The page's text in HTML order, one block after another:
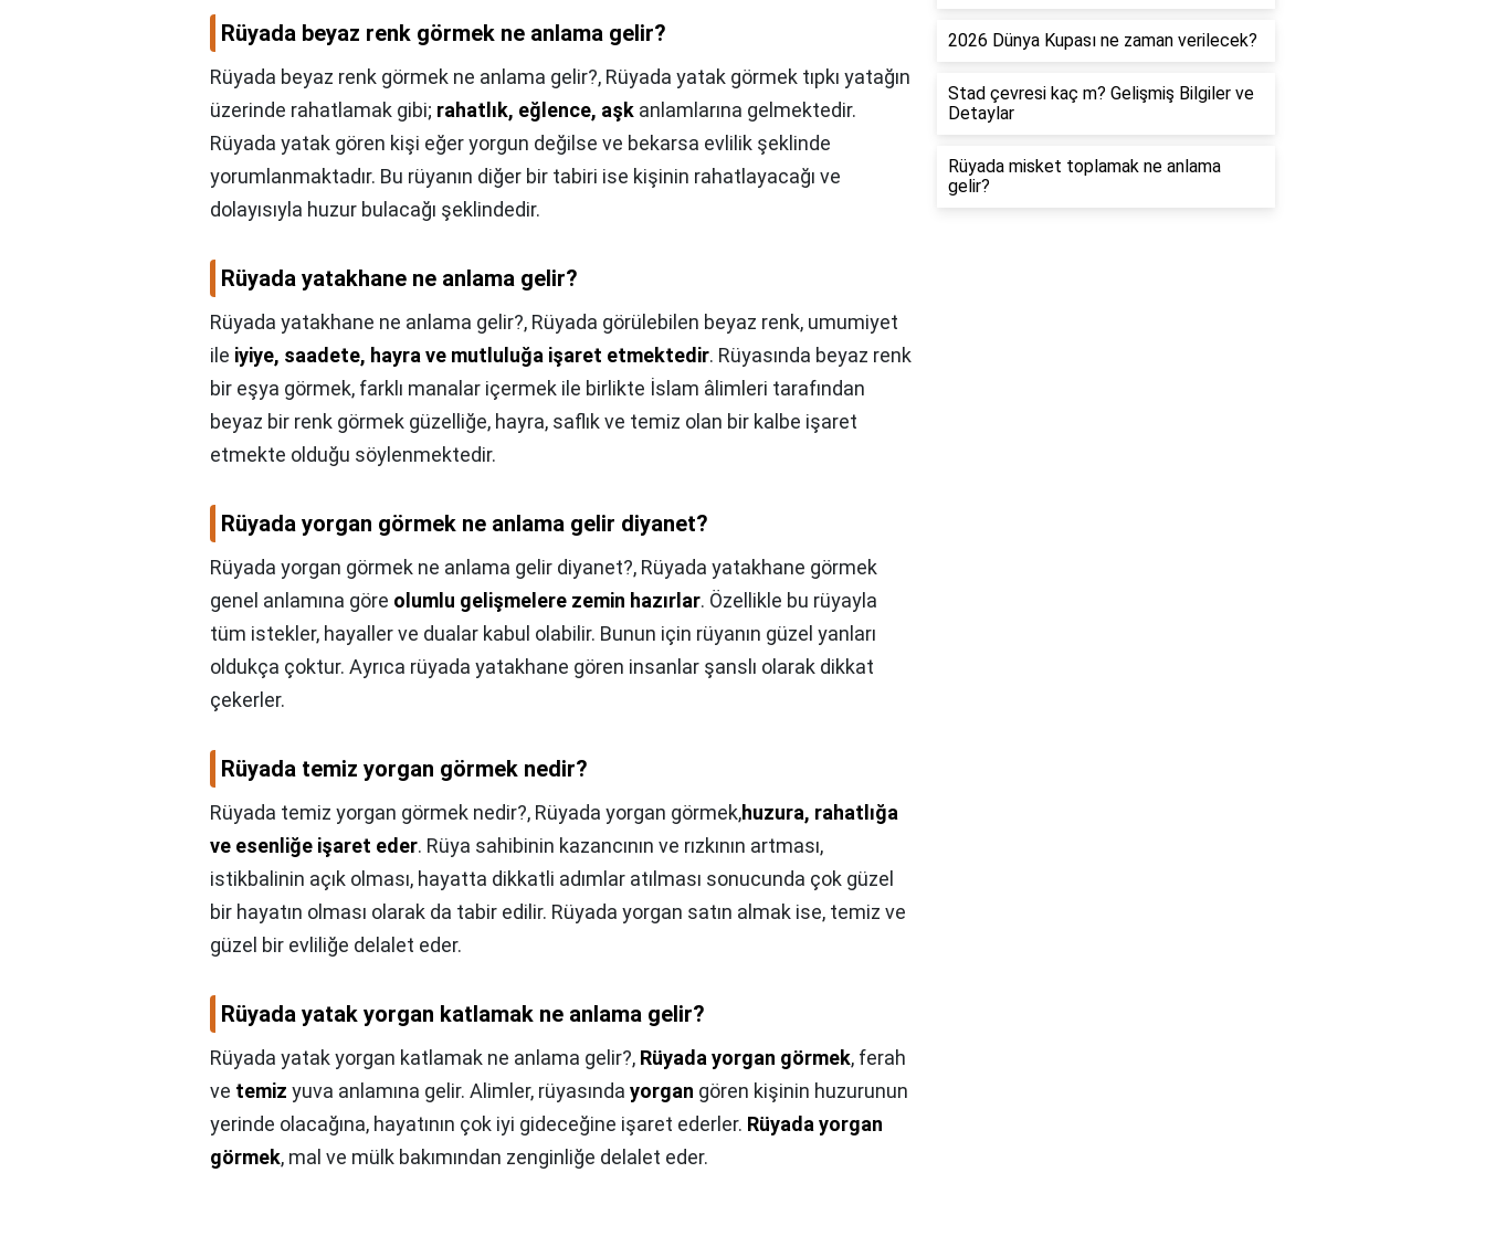
Rüyada beyaz renk görmek ne anlama gelir?
Rüyada beyaz renk görmek ne anlama gelir?, Rüyada yatak görmek tıpkı yatağın
üzerinde rahatlamak gibi; rahatlık, eğlence, aşk anlamlarına gelmektedir.
Rüyada yatak gören kişi eğer yorgun değilse ve bekarsa evlilik şeklinde
yorumlanmaktadır. Bu rüyanın diğer bir tabiri ise kişinin rahatlayacağı ve
dolayısıyla huzur bulacağı şeklindedir.
Rüyada yatakhane ne anlama gelir?
Rüyada yatakhane ne anlama gelir?, Rüyada görülebilen beyaz renk, umumiyet
ile iyiye, saadete, hayra ve mutluluğa işaret etmektedir. Rüyasında beyaz renk
bir eşya görmek, farklı manalar içermek ile birlikte İslam âlimleri tarafından
beyaz bir renk görmek güzelliğe, hayra, saflık ve temiz olan bir kalbe işaret
etmekte olduğu söylenmektedir.
Rüyada yorgan görmek ne anlama gelir diyanet?
Rüyada yorgan görmek ne anlama gelir diyanet?, Rüyada yatakhane görmek
genel anlamına göre olumlu gelişmelere zemin hazırlar. Özellikle bu rüyayla
tüm istekler, hayaller ve dualar kabul olabilir. Bunun için rüyanın güzel yanları
oldukça çoktur. Ayrıca rüyada yatakhane gören insanlar şanslı olarak dikkat
çekerler.
Rüyada temiz yorgan görmek nedir?
Rüyada temiz yorgan görmek nedir?, Rüyada yorgan görmek,huzura, rahatlığa
ve esenliğe işaret eder. Rüya sahibinin kazancının ve rızkının artması,
istikbalinin açık olması, hayatta dikkatli adımlar atılması sonucunda çok güzel
bir hayatın olması olarak da tabir edilir. Rüyada yorgan satın almak ise, temiz ve
güzel bir evliliğe delalet eder.
Rüyada yatak yorgan katlamak ne anlama gelir?
Rüyada yatak yorgan katlamak ne anlama gelir?, Rüyada yorgan görmek, ferah
ve temiz yuva anlamına gelir. Alimler, rüyasında yorgan gören kişinin huzurunun
yerinde olacağına, hayatının çok iyi gideceğine işaret ederler. Rüyada yorgan
görmek, mal ve mülk bakımından zenginliğe delalet eder.
2026 Dünya Kupası ne zaman verilecek?
Stad çevresi kaç m? Gelişmiş Bilgiler ve
Detaylar
Rüyada misket toplamak ne anlama
gelir?